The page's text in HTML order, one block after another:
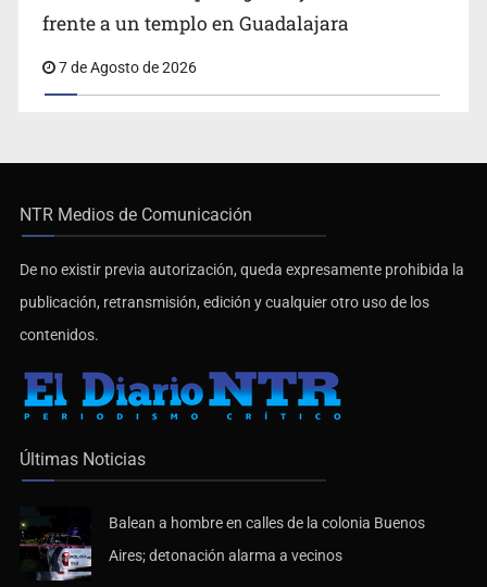
frente a un templo en Guadalajara
7 de Agosto de 2026
NTR Medios de Comunicación
De no existir previa autorización, queda expresamente prohibida la
publicación, retransmisión, edición y cualquier otro uso de los
contenidos.
Últimas Noticias
Balean a hombre en calles de la colonia Buenos
Aires; detonación alarma a vecinos